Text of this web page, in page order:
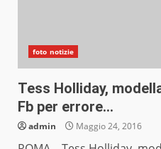
foto notizie
Tess Holliday,
Fb per errore…
admin Maggio 24, 2016